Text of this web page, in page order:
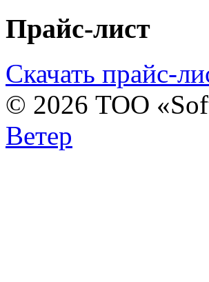
Прайс-лист
Скачать прайс-
© 2026 ТОО
Ветер